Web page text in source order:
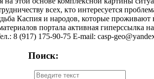
всех, кто интересуется
Каспия и народов, которые проживают
портала активная гиперссылка на
8 (917) 175-90-75 E-mail: casp-
Поиск: